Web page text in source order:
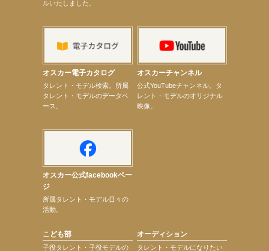
【髙橋ひかる】7月雑誌掲載情報
【elfin’】【小倉舞子】8月9日（日）「MxM’s produce event vol.14」に出演決定！
【elfin’】【辻美優】8月28日（金）「辻美優(elfin’)グレイテスト・ショー」に出演決定！
【elfin’】9月27日（日）「Beauty Voice Theater Reboot Vol.3」開催決定！
【本田紗来】「Ray」9月号発売中！
ルいたしました。
オスカー電子カタログ
タレント・モデル検索。所属
タレント・モデルのデータベ
ース。
オスカーチャンネル
公式YouTubeチャンネル。タ
レント・モデルのオリジナル
映像。
オスカー公式facebookペー
ジ
所属タレント・モデル日々の
活動。
こども部
子役タレント・子役モデルの
オーディション
タレント・モデルになりたい